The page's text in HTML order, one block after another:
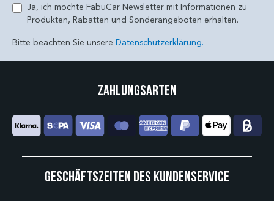
Ja, ich möchte FabuCar Newsletter mit Informationen zu
Produkten, Rabatten und Sonderangeboten erhalten.
Bitte beachten Sie unsere Datenschutzerklärung.
Geschäftszeiten des Kundenservice
Zahlungsarten